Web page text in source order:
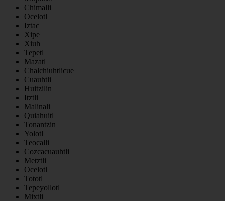
Chimalli
Ocelotl
Iztac
Xipe
Xiuh
Tepetl
Mazatl
Chalchiuhtlicue
Cuauhtli
Huitzilin
Itztli
Malinali
Quiahuitl
Tonantzin
Yolotl
Teocalli
Cozcacuauhtli
Metztli
Ocelotl
Tototl
Tepeyollotl
Mixtli